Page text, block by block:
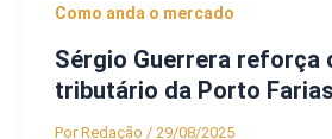
Como anda o mercado
Sérgio Guerrera reforça
tributário da Porto
PorRedação / 29/08/2025